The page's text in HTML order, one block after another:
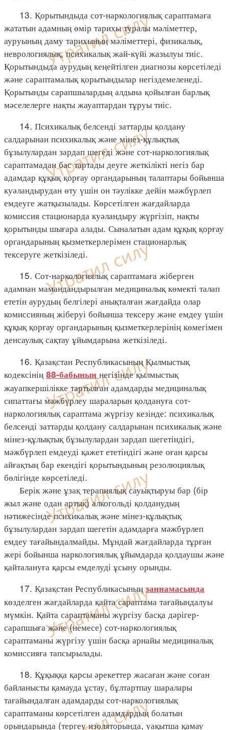
13. Қорытындыда сот-наркологиялық сараптамаға
жататын адамның өмір тарихы туралы мәліметтер,
ауруының даму тарихының мәліметтері, физикалық,
неврологиялық, психикалық жай-күйі жазылуы тиіс.
Қорытындыда аурудың кеңейтілген диагнозы көрсетіледі
және сараптамалық қорытындылар негіздемеленеді.
Қорытынды сарапшылардың алдына қойылған барлық
мәселелерге нақты жауаптардан тұруы тиіс.
14. Психикалық белсенді заттарды қолдану
салдарынан психикалық және мінез-құлықтық
бұзылулардан зардап шегеді және сот-наркологиялық
сараптамадан бас тартады деуге жеткілікті негіз бар
адамдар құқық қорғау органдарының талаптары бойынша
куәландырудан өту үшін он тәулікке дейін мәжбүрлеп
емдеуге жатқызылады. Көрсетілген жағдайларда
комиссия стационарда куәландыру жүргізіп, нақты
қорытынды шығара алады. Сыналатын адам құқық қорғау
органдарының қызметкерлерімен стационарлық
тексеруге жеткізіледі.
15. Сот-наркологиялық сараптамаға жіберген
адамнан мамандандырылған медициналық көмекті талап
ететін аурудың белгілері анықталған жағдайда олар
комиссияның жіберуі бойынша тексеру және емдеу үшін
құқық қорғау органдарының қызметкерлерінің көмегімен
денсаулық сақтау ұйымдарына жеткізіледі.
16. Қазақстан Республикасының Қылмыстық
кодексінің 88-бабының негізінде қылмыстық
жауапкершілікке тартылған адамдарды медициналық
сипаттағы мәжбүрлеу шараларын қолдануға сот-
наркологиялық сараптама жүргізу кезінде: психикалық
белсенді заттарды қолдану салдарынан психикалық және
мінез-құлықтық бұзылулардан зардап шегетіндігі,
мәжбүрлеп емдеуді қажет ететіндігі және оған қарсы
айғақтың бар екендігі қорытындының резолюциялық
бөлігінде көрсетіледі.
Берік және ұзақ терапиялық сауықтыруы бар (бір
жыл және одан артық) алкогольді қолданудың
нәтижесінде психикалық және мінез-құлықтық
бұзылулардан зардап шегетін адамдарға мәжбүрлеп
емдеу тағайындалмайды. Мұндай жағдайларда тұрған
жері бойынша наркологиялық ұйымдарда қолдаушы және
қайталануға қарсы емделуді ұсыну орынды.
17. Қазақстан Республикасының заңнамасында
көзделген жағдайларда қайта сараптама тағайындалуы
мүмкін. Қайта сараптаманы жүргізу басқа дәрігер-
сарапшыға және (немесе) сот-наркологиялық
сараптаманы жүргізу үшін басқа арнайы медициналық
комиссияға тапсырылады.
18. Құқыққа қарсы әрекеттер жасаған және соған
байланысты қамауда ұстау, бұлтартпау шаралары
тағайындалған адамдарды сот-наркологиялық
сараптаманы көрсетілген адамдардың болатын
орындарында (тергеу изоляторында, уақытша қамау